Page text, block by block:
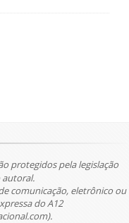
protegidos pela legislação
autoral.
comunicação, eletrônico ou
do A12